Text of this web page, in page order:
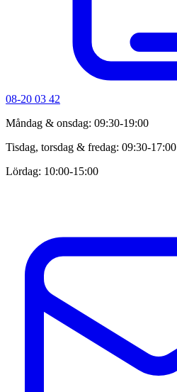
08-20 03 42
Måndag & onsdag: 09:30-19:00
Tisdag, torsdag & fredag: 09:30-17:00
Lördag: 10:00-15:00